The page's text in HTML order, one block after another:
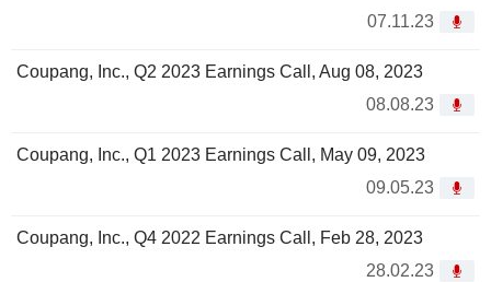
07.11.23
Coupang, Inc., Q2 2023 Earnings Call, Aug 08, 2023
08.08.23
Coupang, Inc., Q1 2023 Earnings Call, May 09, 2023
09.05.23
Coupang, Inc., Q4 2022 Earnings Call, Feb 28, 2023
28.02.23